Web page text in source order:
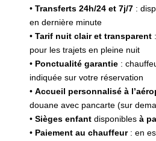
• Transferts 24h/24 et 7j/7 :
en dernière minute
• Tarif nuit clair et transparent
pour les trajets en pleine nuit
• Ponctualité garantie :
indiquée sur votre réservation
• Accueil personnalisé à
douane avec pancarte (sur
• Sièges enfant disponibles à
• Paiement au chauffeur: en